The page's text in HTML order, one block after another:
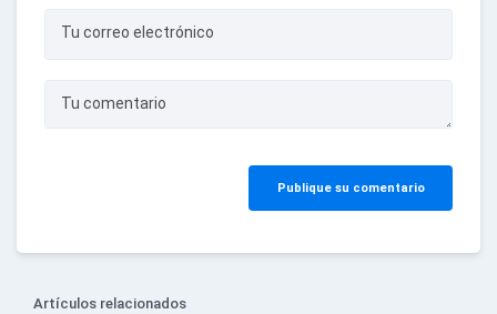
Tu correo electrónico
Tu comentario
Publique su comentario
Artículos relacionados